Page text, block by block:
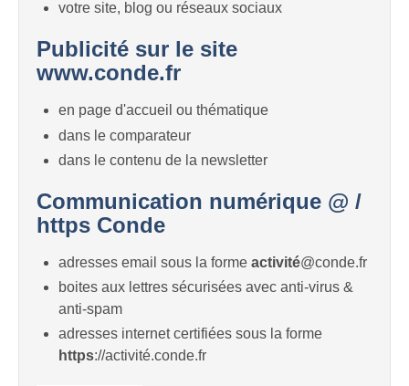
votre site, blog ou réseaux sociaux
Publicité sur le site
www.conde.fr
en page d'accueil ou thématique
dans le comparateur
dans le contenu de la newsletter
Communication numérique @ /
https Conde
adresses email sous la forme activité@conde.fr
boites aux lettres sécurisées avec anti-virus &
anti-spam
adresses internet certifiées sous la forme
https://activité.conde.fr